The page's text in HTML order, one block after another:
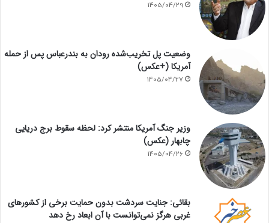
1405/04/29
وضعیت پل تخریب‌شده رودان به بندرعباس پس از حمله
آمریکا (+عکس)
1405/04/27
وزیر جنگ آمریکا منتشر کرد: لحظه سقوط برج دریایی
چابهار (عکس)
1405/04/26
بقائی: جنایت سردشت بدون حمایت برخی از کشورهای
غربی هرگز نمی‌توانست با آن ابعاد رخ دهد